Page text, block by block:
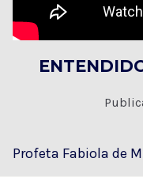
Profeta Fabiola de